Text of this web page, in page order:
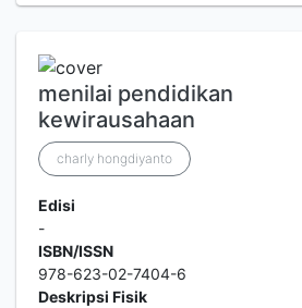
menilai pendidikan
kewirausahaan
charly hongdiyanto
Edisi
-
ISBN/ISSN
978-623-02-7404-6
Deskripsi Fisik